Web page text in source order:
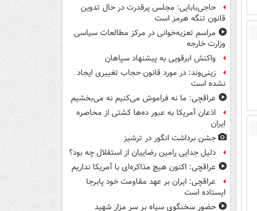
حاجی‌بابایی: مجلس پرقدرت در حال تدوین
قانون تنگه هرمز است
مراسم تعزیه‌خوانی در مرکز مطالعات سیاسی
وزارت خارجه
واکنش ابرقویی به پیشنهاد سپاهان
زینی‌وند: در مورد قانون حجاب تغییری ایجاد
نشده است
عراقچی: ما نه فراموش می‌کنیم نه می‌بخشیم
اذعان آمریکا به عبور ده‌ها کشتی از محاصره
ایران
جشن برداشت انگور در ترشیز
دلیل جدایی رامین رضاییان از استقلال چه بود؟
عراقچی: اکنون هیچ مذاکره‌ای با آمریکا نداریم
عراقچی: ایران بر عهد مقاومت خود پابرجا
ایستاده است
حضور سخنگوی سپاه بر سر مزار شهید